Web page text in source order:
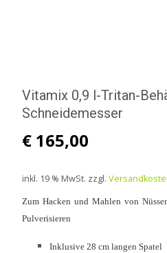
Vitamix 0,9 l-Tritan-
Schneidemesser
€ 165,00
inkl. 19 % MwSt. zzgl.
Zum Hacken und Mahlen von
Pulverisieren
Inklusive 28 cm langen Spatel